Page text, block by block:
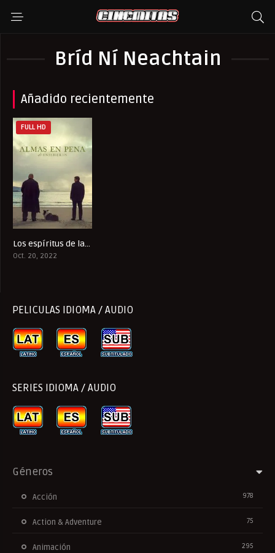
Bríd Ní Neachtain
Añadido recientemente
7.7
FULL HD
Los espíritus de la isla
Oct. 20, 2022
PELICULAS IDIOMA / AUDIO
SERIES IDIOMA / AUDIO
Géneros
Acción 978
Action & Adventure 75
Animación 295